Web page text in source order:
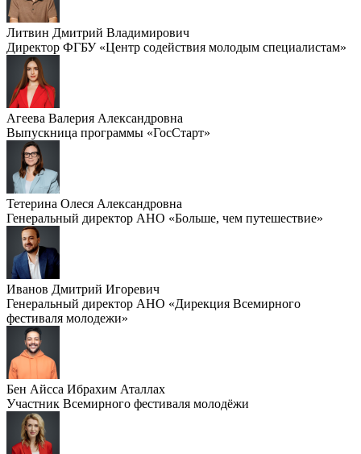
Литвин Дмитрий Владимирович
Директор ФГБУ «Центр содействия молодым специалистам»
Агеева Валерия Александровна
Выпускница программы «ГосСтарт»
Тетерина Олеся Александровна
Генеральный директор АНО «Больше, чем путешествие»
Иванов Дмитрий Игоревич
Генеральный директор АНО «Дирекция Всемирного
фестиваля молодежи»
Бен Айсса Ибрахим Аталлах
Участник Всемирного фестиваля молодёжи